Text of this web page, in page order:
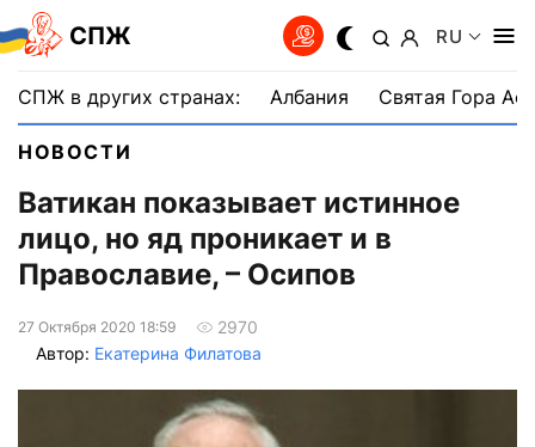
СПЖ RU
СПЖ в других странах: Албания Святая Гора
НОВОСТИ
Ватикан показывает истинное
лицо, но яд проникает и в
Православие, – Осипов
27 Октября 2020 18:59
2970
Автор: Екатерина Филатова